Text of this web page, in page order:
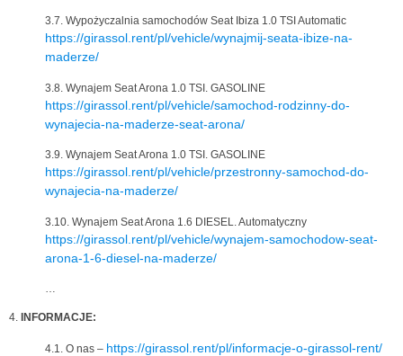
3.7. Wypożyczalnia samochodów Seat Ibiza 1.0 TSI Automatic
https://girassol.rent/pl/vehicle/wynajmij-seata-ibize-na-
maderze/
3.8. Wynajem Seat Arona 1.0 TSI. GASOLINE
https://girassol.rent/pl/vehicle/samochod-rodzinny-do-
wynajecia-na-maderze-seat-arona/
3.9. Wynajem Seat Arona 1.0 TSI. GASOLINE
https://girassol.rent/pl/vehicle/przestronny-samochod-do-
wynajecia-na-maderze/
3.10. Wynajem Seat Arona 1.6 DIESEL. Automatyczny
https://girassol.rent/pl/vehicle/wynajem-samochodow-seat-
arona-1-6-diesel-na-maderze/
…
4. INFORMACJE:
4.1. O nas – https://girassol.rent/pl/informacje-o-girassol-rent/